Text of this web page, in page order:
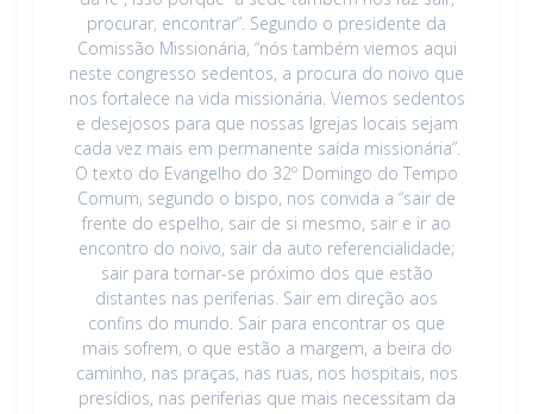
procurar, encontrar”. Segundo o presidente da
Comissão Missionária, “nós também viemos aqui
neste congresso sedentos, a procura do noivo que
nos fortalece na vida missionária. Viemos sedentos
e desejosos para que nossas Igrejas locais sejam
cada vez mais em permanente saída missionária”.
O texto do Evangelho do 32º Domingo do Tempo
Comum, segundo o bispo, nos convida a “sair de
frente do espelho, sair de si mesmo, sair e ir ao
encontro do noivo, sair da auto referencialidade;
sair para tornar-se próximo dos que estão
distantes nas periferias. Sair em direção aos
confins do mundo. Sair para encontrar os que
mais sofrem, o que estão a margem, a beira do
caminho, nas praças, nas ruas, nos hospitais, nos
presídios, nas periferias que mais necessitam da